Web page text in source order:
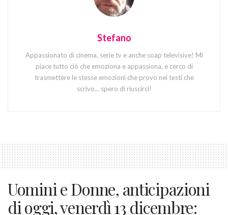
Stefano
Appassionato di cinema, serie tv e anche soap televisive! Mi
piace tutto ciò che emoziona e appassiona, e cerco di
trasmettere le stesse emozioni che provo nei testi che
scrivo... spero di riuscirci!
Uomini e Donne, anticipazioni
di oggi, venerdì 13 dicembre: